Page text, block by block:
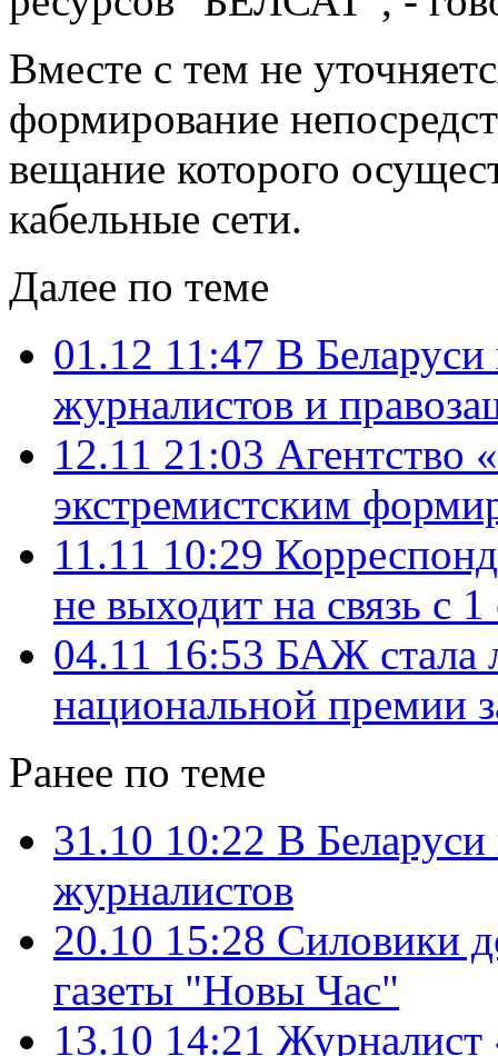
Вместе с тем не
формирование
вещание которого
кабельные сети.
Далее по теме
01.12 11:47 В
журналистов и
12.11 21:03 Агентство
экстремистским
11.11 10:29
не выходит на связь с 1
04.11 16:53 БАЖ стала
национальной премии
Ранее по теме
31.10 10:22 В
журналистов
20.10 15:28 Силовики
газеты "Новы Час"
13.10 14:21 Журналист